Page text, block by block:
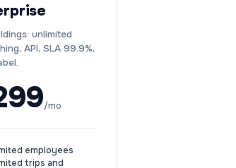
unlimited
API, SLA 99.9%,
/mo
employees
trips and